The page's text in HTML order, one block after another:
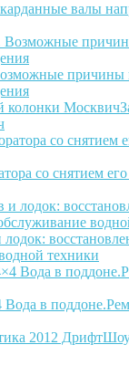
валы
причины
со снятием
техники
Вода в
Шоу